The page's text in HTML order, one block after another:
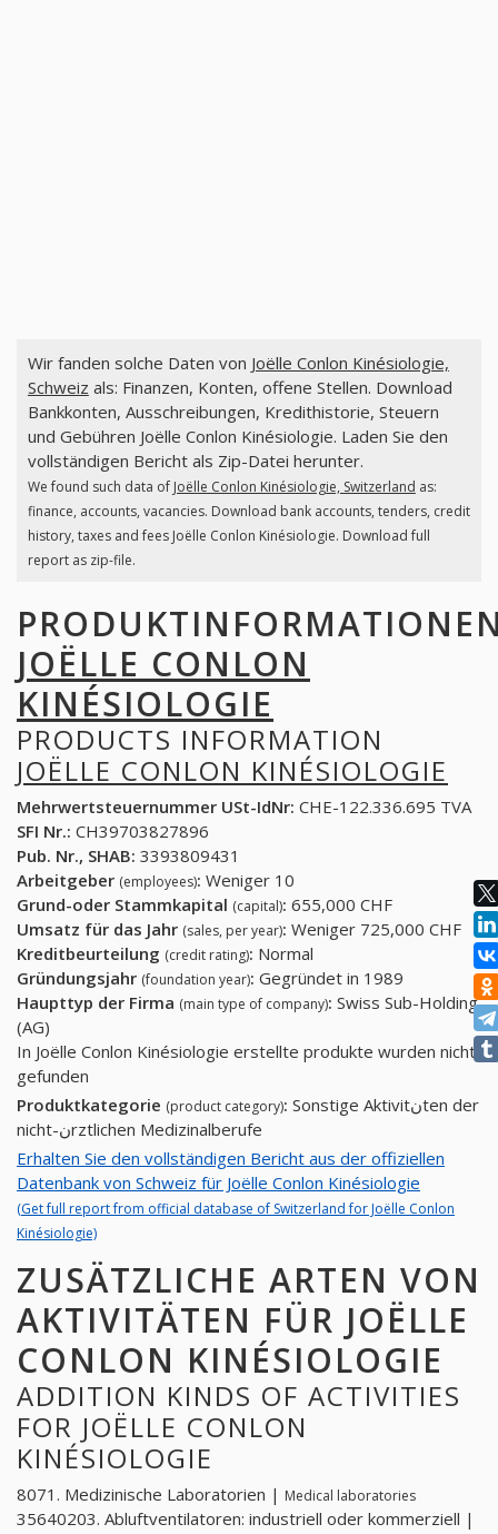
Wir fanden solche Daten von Joëlle Conlon Kinésiologie,
Schweiz als: Finanzen, Konten, offene Stellen. Download
Bankkonten, Ausschreibungen, Kredithistorie, Steuern
und Gebühren Joëlle Conlon Kinésiologie. Laden Sie den
vollständigen Bericht als Zip-Datei herunter.
We found such data of Joëlle Conlon Kinésiologie, Switzerland as:
finance, accounts, vacancies. Download bank accounts, tenders, credit
history, taxes and fees Joëlle Conlon Kinésiologie. Download full
report as zip-file.
JOËLLE CONLON
KINÉSIOLOGIE
PRODUCTS INFORMATION
JOËLLE CONLON KINÉSIOLOGIE
Mehrwertsteuernummer USt-IdNr: CHE-122.336.695 TVA
SFI Nr.: CH39703827896
Pub. Nr., SHAB: 3393809431
Arbeitgeber (employees): Weniger 10
Grund-oder Stammkapital (capital): 655,000 CHF
Umsatz für das Jahr (sales, per year): Weniger 725,000 CHF
Kreditbeurteilung (credit rating): Normal
Gründungsjahr (foundation year): Gegründet in 1989
Haupttyp der Firma (main type of company): Swiss Sub-Holding
(AG)
In Joëlle Conlon Kinésiologie erstellte produkte wurden nicht
gefunden
Produktkategorie (product category): Sonstige Aktivitنten der
nicht-نrztlichen Medizinalberufe
Erhalten Sie den vollständigen Bericht aus der offiziellen
Datenbank von Schweiz für Joëlle Conlon Kinésiologie
(Get full report from official database of Switzerland for Joëlle Conlon
Kinésiologie)
ZUSÄTZLICHE ARTEN VON
AKTIVITÄTEN FÜR JOËLLE
CONLON KINÉSIOLOGIE
ADDITION KINDS OF ACTIVITIES
FOR JOËLLE CONLON
KINÉSIOLOGIE
8071. Medizinische Laboratorien | Medical laboratories
35640203. Abluftventilatoren: industriell oder kommerziell |